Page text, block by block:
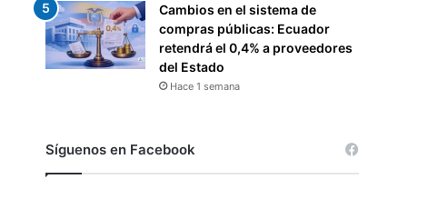
Cambios en el sistema de
compras públicas: Ecuador
retendrá el 0,4% a proveedores
del Estado
Hace 1 semana
Síguenos en Facebook